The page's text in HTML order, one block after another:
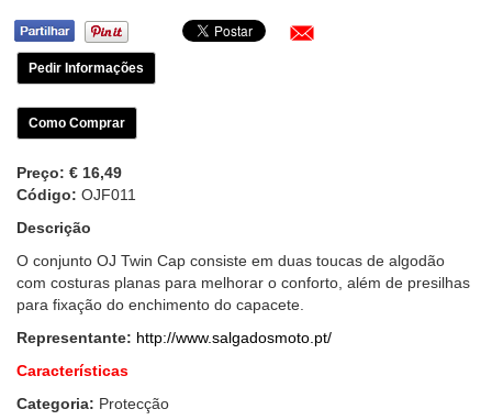
Pedir Informações
Como Comprar
Preço: € 16,49
Código: OJF011
Descrição
O conjunto OJ Twin Cap consiste em duas toucas de algodão
com costuras planas para melhorar o conforto, além de presilhas
para fixação do enchimento do capacete.
Representante: http://www.salgadosmoto.pt/
Características
Categoria: Protecção